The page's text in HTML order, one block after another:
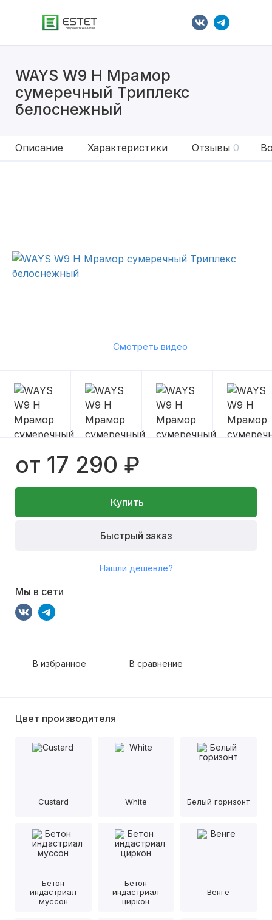
WAYS W9 H Мрамор
сумеречный Триплекс
белоснежный
Описание Характеристики Отзывы 0
Смотреть видео
от 17 290 ₽
Купить
Быстрый заказ
Нашли дешевле?
Мы в сети
В избранное В сравнение
Цвет производителя
Custard White Белый горизонт
Бетон
индастриал
муссон
Бетон
индастриал
циркон
Венге